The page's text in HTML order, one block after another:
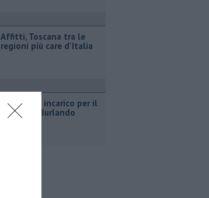
Affitti, Toscana tra le
regioni più care d'Italia
Parco, fine incarico per il
direttore Burlando